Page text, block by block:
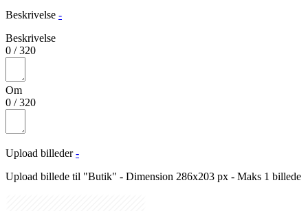
Beskrivelse -
Beskrivelse
0 /320
Om
0 /320
Upload billeder -
Upload billede til "Butik" - Dimension 286x203 px - Maks 1 billede